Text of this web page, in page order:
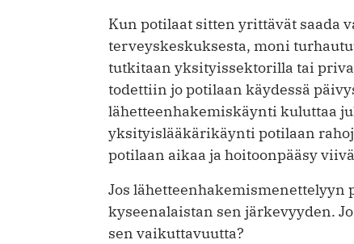
Kun potilaat sitten yrittävät saada
terveyskeskuksesta, moni
tutkitaan yksityissektorilla tai
todettiin jo potilaan käydessä
lähetteenhakemiskäynti kuluttaa
yksityislääkärikäynti potilaan
potilaan aikaa ja hoitoonpääsy
Jos lähetteenhakemismenettelyyn
kyseenalaistan sen järkevyyden.
sen vaikuttavuutta?